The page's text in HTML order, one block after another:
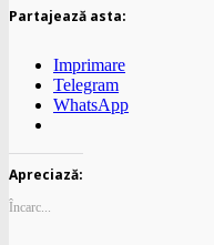
Partajează asta:
Imprimare
Telegram
WhatsApp
Apreciază:
Încarc...